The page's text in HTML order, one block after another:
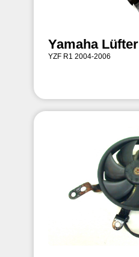
Yamaha Lüfter
YZF R1 2004-2006